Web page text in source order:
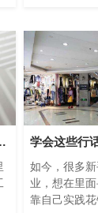
好...
包工厂进货渠道
如今，很多
业，想在里
靠自己实践